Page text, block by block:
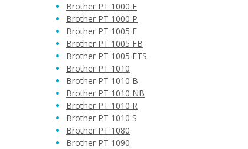
Brother PT 1000 F
Brother PT 1000 P
Brother PT 1005 F
Brother PT 1005 FB
Brother PT 1005 FTS
Brother PT 1010
Brother PT 1010 B
Brother PT 1010 NB
Brother PT 1010 R
Brother PT 1010 S
Brother PT 1080
Brother PT 1090